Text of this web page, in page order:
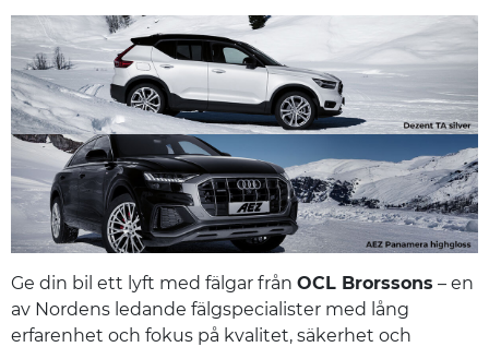
Ge din bil ett lyft med fälgar från OCL Brorssons – en
av Nordens ledande fälgspecialister med lång
erfarenhet och fokus på kvalitet, säkerhet och